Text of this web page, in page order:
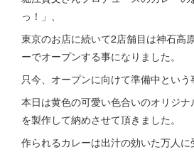
っ！」、
東京のお店に続いて2店舗目は神石高
ーでオープンする事になりました。
只今、オープンに向けて準備中という
本日は黄色の可愛い色合いのオリジ
を製作して納めさせて頂きました。
作られるカレーは出汁の効いた万人